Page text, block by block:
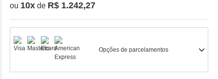
ou 10x de R$ 1.242,27
Opções de parcelamentos